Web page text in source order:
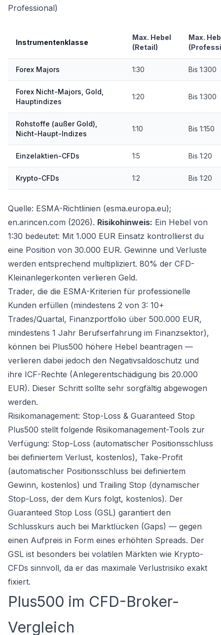
Professional)
Instrumentenklasse
Max. Hebel
(Retail)
Max.
Forex Majors 1:30 Bis 1:300
Forex Nicht-Majors, Gold,
Hauptindizes
1:20 Bis 1:300
Rohstoffe (außer Gold),
Nicht-Haupt-Indizes
1:10 Bis 1:150
Einzelaktien-CFDs 1:5 Bis 1:20
Krypto-CFDs 1:2 Bis 1:20
Quelle: ESMA-Richtlinien (esma.europa.eu);
en.arincen.com (2026). Risikohinweis: Ein Hebel von
1:30 bedeutet: Mit 1.000 EUR Einsatz kontrollierst du
eine Position von 30.000 EUR. Gewinne und Verluste
werden entsprechend multipliziert. 80% der CFD-
Kleinanlegerkonten verlieren Geld.
Trader, die die ESMA-Kriterien für professionelle
Kunden erfüllen (mindestens 2 von 3: 10+
Trades/Quartal, Finanzportfolio über 500.000 EUR,
mindestens 1 Jahr Berufserfahrung im Finanzsektor),
können bei Plus500 höhere Hebel beantragen —
verlieren dabei jedoch den Negativsaldoschutz und
ihre ICF-Rechte (Anlegerentschädigung bis 20.000
EUR). Dieser Schritt sollte sehr sorgfältig abgewogen
werden.
Risikomanagement: Stop-Loss & Guaranteed Stop
Plus500 stellt folgende Risikomanagement-Tools zur
Verfügung: Stop-Loss (automatischer Positionsschluss
bei definiertem Verlust, kostenlos), Take-Profit
(automatischer Positionsschluss bei definiertem
Gewinn, kostenlos) und Trailing Stop (dynamischer
Stop-Loss, der dem Kurs folgt, kostenlos). Der
Guaranteed Stop Loss (GSL) garantiert den
Schlusskurs auch bei Marktlücken (Gaps) — gegen
einen Aufpreis in Form eines erhöhten Spreads. Der
GSL ist besonders bei volatilen Märkten wie Krypto-
CFDs sinnvoll, da er das maximale Verlustrisiko exakt
fixiert.
Plus500 im CFD-Broker-
Vergleich